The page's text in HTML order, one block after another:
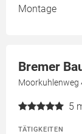
Montage
Bremer
Moorkuhlenweg
5
TÄTIGKEITEN